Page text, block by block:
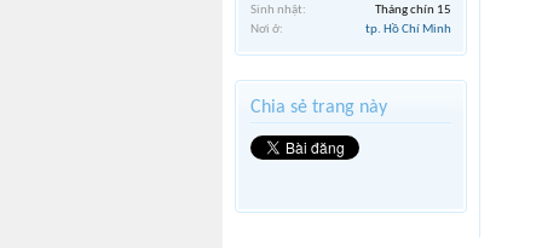
Sinh nhật:
Tháng chín 15
Nơi ở:
tp. Hồ Chí Minh
Chia sẻ trang này